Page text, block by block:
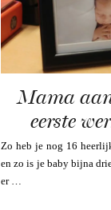
Mama
eerste
Zo heb je nog 16
en zo is je baby bijna
er …